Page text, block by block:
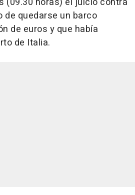
de quedarse un barco
de euros y que había
de Italia.